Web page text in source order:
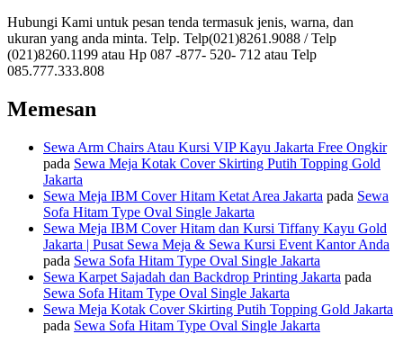
Hubungi Kami untuk pesan tenda termasuk jenis, warna, dan
ukuran yang anda minta. Telp. Telp(021)8261.9088 / Telp
(021)8260.1199 atau Hp 087 -877- 520- 712 atau Telp
085.777.333.808
Memesan
Sewa Arm Chairs Atau Kursi VIP Kayu Jakarta Free Ongkir
pada Sewa Meja Kotak Cover Skirting Putih Topping Gold
Jakarta
Sewa Meja IBM Cover Hitam Ketat Area Jakarta pada Sewa
Sofa Hitam Type Oval Single Jakarta
Sewa Meja IBM Cover Hitam dan Kursi Tiffany Kayu Gold
Jakarta | Pusat Sewa Meja & Sewa Kursi Event Kantor Anda
pada Sewa Sofa Hitam Type Oval Single Jakarta
Sewa Karpet Sajadah dan Backdrop Printing Jakarta pada
Sewa Sofa Hitam Type Oval Single Jakarta
Sewa Meja Kotak Cover Skirting Putih Topping Gold Jakarta
pada Sewa Sofa Hitam Type Oval Single Jakarta